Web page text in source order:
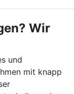
Wir
und
mit knapp